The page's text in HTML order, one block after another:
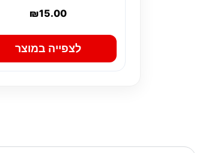
₪15.00
לצפייה במוצר